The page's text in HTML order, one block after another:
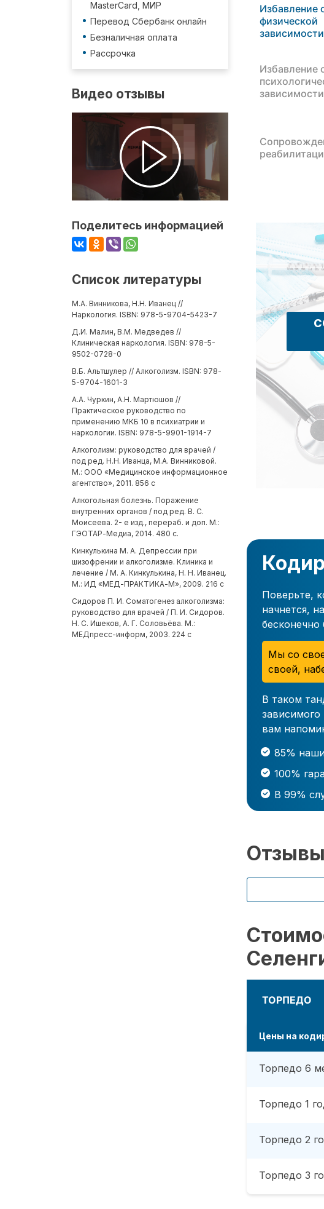
MasterCard, МИР
Перевод Сбербанк онлайн
Безналичная оплата
Рассрочка
Видео отзывы
Поделитесь информацией
Список литературы
М.А. Винникова, Н.Н. Иванец //
Наркология. ISBN: 978-5-9704-5423-7
Д.И. Малин, В.М. Медведев //
Клиническая наркология. ISBN: 978-5-
9502-0728-0
В.Б. Альтшулер // Алкоголизм. ISBN: 978-
5-9704-1601-3
А.А. Чуркин, А.Н. Мартюшов //
Практическое руководство по
применению МКБ 10 в психиатрии и
наркологии. ISBN: 978-5-9901-1914-7
Алкоголизм: руководство для врачей /
под ред. Н.Н. Иванца, М.А. Винниковой.
М.: ООО «Медицинское информационное
агентство», 2011. 856 с
Алкогольная болезнь. Поражение
внутренних органов / под ред. В. С.
Моисеева. 2- е изд., перераб. и доп. М.:
ГЭОТАР-Медиа, 2014. 480 с.
Кинкулькина М. А. Депрессии при
шизофрении и алкоголизме. Клиника и
лечение / М. А. Кинкулькина, Н. Н. Иванец.
М.: ИД «МЕД-ПРАКТИКА-М», 2009. 216 с
Сидоров П. И. Соматогенез алкоголизма:
руководство для врачей / П. И. Сидоров.
Н. С. Ишеков, А. Г. Соловьёва. М.:
МЕДпресс-информ, 2003. 224 с
Избавление
физической
зависимости
Избавление
зависимости
Поверьте,
начнется,
бесконечно
Мы со
своей,
В таком
вам
85%
100%
В 99%
Отзывы
ТОРПЕДО
Цены на
Торпедо 6
Торпедо 1
Торпедо 2
Торпедо 3